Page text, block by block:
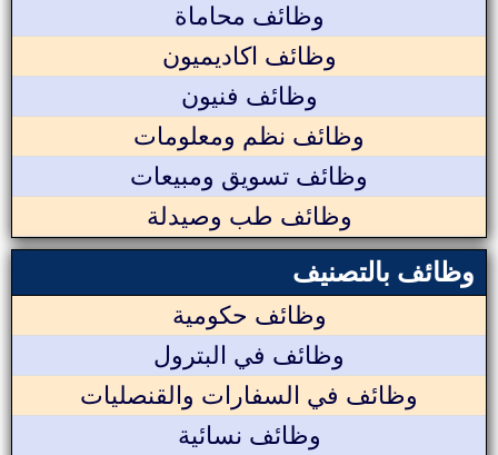
وظائف محاماة
وظائف اكاديميون
وظائف فنيون
وظائف نظم ومعلومات
وظائف تسويق ومبيعات
وظائف طب وصيدلة
وظائف بالتصنيف
وظائف حكومية
وظائف في البترول
وظائف في السفارات والقنصليات
وظائف نسائية